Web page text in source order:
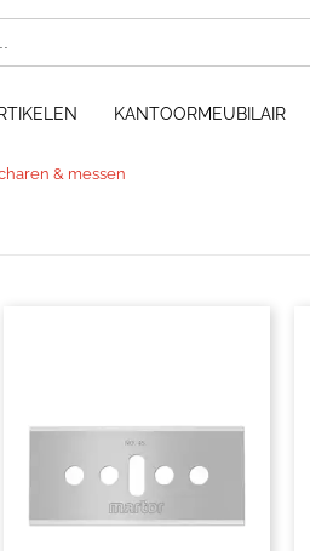
KANTOORMEUBILAIR
& messen